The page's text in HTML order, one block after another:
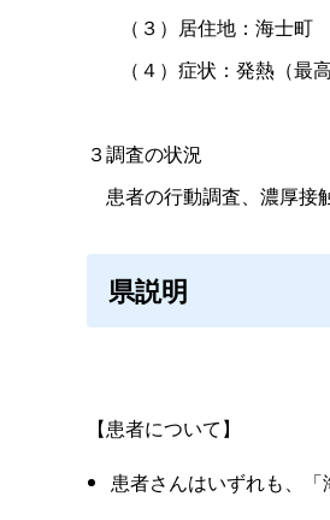
（３）居住地：海士町
（４）症状：発熱（
３調査の状況
患者の行動調査、濃厚接
県説明
【患者について】
患者さんはいずれも、「